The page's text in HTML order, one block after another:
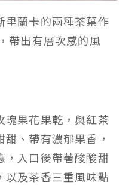
里蘭卡的兩種茶葉作
帶出有層次感的風
瑰果花果乾，與紅茶
、帶有濃郁果香，
，入口後帶著酸酸甜
以及茶香三重風味點